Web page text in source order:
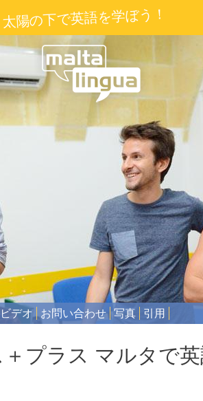
太陽の下で英語を学ぼう！
ビデオ お問い合わせ 写真 引用
プラス マルタで